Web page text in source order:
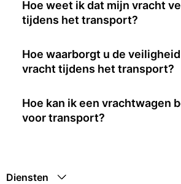
Hoe weet ik dat mijn vracht
tijdens het transport?
Hoe waarborgt u de
vracht tijdens het transport?
Hoe kan ik een vrachtwagen
voor transport?
Diensten